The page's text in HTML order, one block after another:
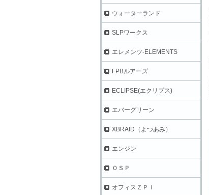
ウォーターランド
SLPワークス
エレメンツ-ELEMENTS
FPBルアーズ
ECLIPSE(エクリプス)
エバーグリーン
XBRAID（よつあみ）
エンジン
ＯＳＰ
オフィスＺＰＩ